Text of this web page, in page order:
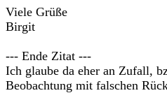
Viele Grüße
Birgit
--- Ende Zitat ---
Ich glaube da eher an Zufall,
Beobachtung mit falschen